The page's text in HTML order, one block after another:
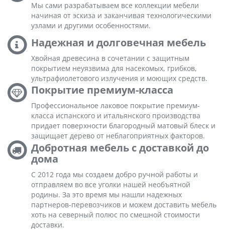
Мы сами разрабатываем все коллекции мебели
начиная от эскиза и заканчивая технологическими
узлами и другими особенностями.
Надежная и долговечная мебель
Хвойная древесина в сочетании с защитным
покрытием неуязвима для насекомых, грибков,
ультрафиолетового излучения и моющих средств.
Покрытие премиум-класса
Профессиональное лаковое покрытие премиум-
класса испанского и итальянского производства
придает поверхности благородный матовый блеск и
защищает дерево от неблагоприятных факторов.
Добротная мебель с доставкой до
дома
С 2012 года мы создаем добро ручной работы и
отправляем во все уголки нашей необъятной
родины. За это время мы нашли надежных
партнеров-перевозчиков и можем доставить мебель
хоть на северный полюс по смешной стоимости
доставки.